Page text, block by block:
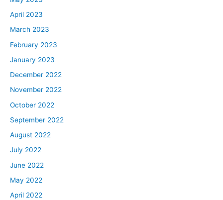
April 2023
March 2023
February 2023
January 2023
December 2022
November 2022
October 2022
September 2022
August 2022
July 2022
June 2022
May 2022
April 2022